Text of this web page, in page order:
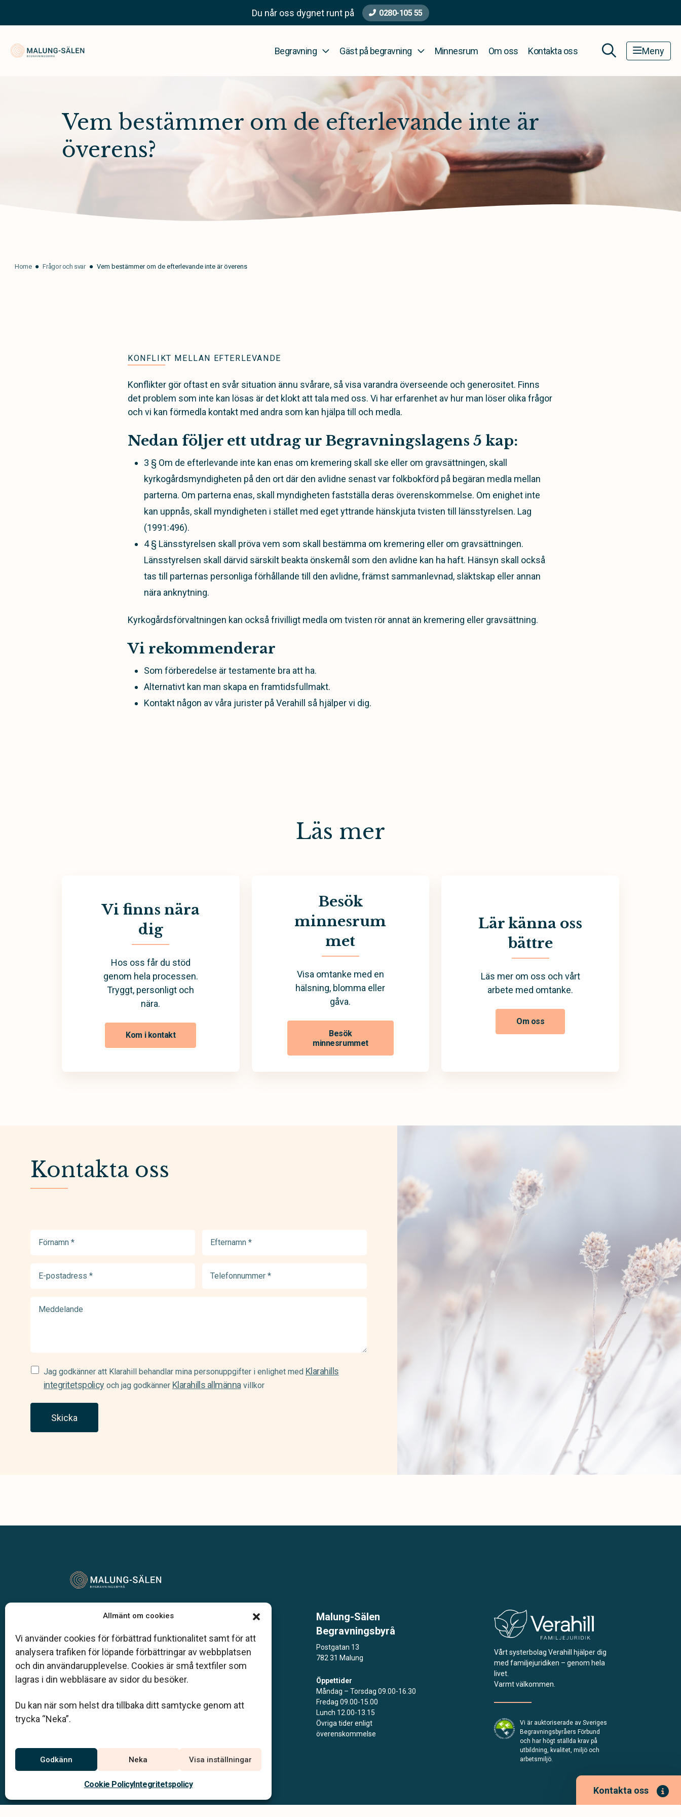
Allmänt om cookies
Vi använder cookies för förbättrad funktionalitet samt för att
analysera trafiken för löpande förbättringar av webbplatsen
och din användarupplevelse. Cookies är små textfiler som
lagras i din webbläsare av sidor du besöker.
Du kan när som helst dra tillbaka ditt samtycke genom att
trycka “Neka”.
Godkänn Neka Visa inställningar
Cookie PolicyIntegritetspolicy
Du når oss dygnet runt på 0280-105 55
Malung-Sälen Begravningsbyrå Begravning Gäst på begravning Minnesrum Om oss Kontakta oss Meny
Vem bestämmer om de efterlevande inte är
överens?
Home Frågor och svar Vem bestämmer om de efterlevande inte är överens
KONFLIKT MELLAN EFTERLEVANDE
Konflikter gör oftast en svår situation ännu svårare, så visa varandra överseende och generositet. Finns
det problem som inte kan lösas är det klokt att tala med oss. Vi har erfarenhet av hur man löser olika frågor
och vi kan förmedla kontakt med andra som kan hjälpa till och medla.
Nedan följer ett utdrag ur Begravningslagens 5 kap:
3 § Om de efterlevande inte kan enas om kremering skall ske eller om gravsättningen, skall
kyrkogårdsmyndigheten på den ort där den avlidne senast var folkbokförd på begäran medla mellan
parterna. Om parterna enas, skall myndigheten fastställa deras överenskommelse. Om enighet inte
kan uppnås, skall myndigheten i stället med eget yttrande hänskjuta tvisten till länsstyrelsen. Lag
(1991:496).
4 § Länsstyrelsen skall pröva vem som skall bestämma om kremering eller om gravsättningen.
Länsstyrelsen skall därvid särskilt beakta önskemål som den avlidne kan ha haft. Hänsyn skall också
tas till parternas personliga förhållande till den avlidne, främst sammanlevnad, släktskap eller annan
nära anknytning.
Kyrkogårdsförvaltningen kan också frivilligt medla om tvisten rör annat än kremering eller gravsättning.
Vi rekommenderar
Som förberedelse är testamente bra att ha.
Alternativt kan man skapa en framtidsfullmakt.
Kontakt någon av våra jurister på Verahill så hjälper vi dig.
Läs mer
Vi finns nära
dig
Hos oss får du stöd
genom hela processen.
Tryggt, personligt och
nära.
Kom i kontakt
Besök
minnesrum
met
Visa omtanke med en
hälsning, blomma eller
gåva.
Besök
minnesrummet
Lär känna oss
bättre
Läs mer om oss och vårt
arbete med omtanke.
Om oss
Kontakta oss
postadress
Samtycke
(Required)
Jag godkänner att Klarahill behandlar mina personuppgifter i enlighet med Klarahills
integritetspolicyoch jag godkänner Klarahills allmännavillkor
Skicka
Kontakta oss
Vår begravningsbyrå är en del av Klarahill.
auktoriserade inom Sveriges begravningsbyråers
förbund (SBF). Det personliga är centralt för oss, både
när det gäller bemötande och när vi utformar
skräddarsydda personliga begravningar.
info@masbegravningsbyra.se
Jourtelefon
0280-105 55
Malung-Sälen
Begravningsbyrå
Postgatan 13
782 31 Malung
Öppettider
Måndag – Torsdag 09.00-16.30
Fredag 09.00-15.00
Lunch 12.00-13.15
Övriga tider enligt
överenskommelse
Vårt systerbolag Verahill hjälper dig
med familjejuridiken – genom hela
livet.
Varmt välkommen.
Vi är auktoriserade av Sveriges
Begravningsbyråers Förbund
och har högt ställda krav på
utbildning, kvalitet, miljö och
arbetsmiljö.